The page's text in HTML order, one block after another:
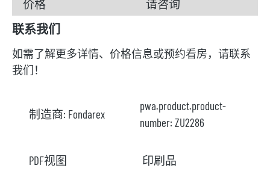
价格 请咨询
联系我们
如需了解更多详情、价格信息或预约看房，请联系
我们！
制造商: Fondarex
pwa.product.product-
number: ZU2286
PDF视图 印刷品